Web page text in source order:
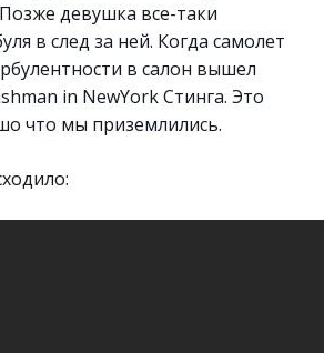
девушка все-таки
в след за ней. Когда самолет
в салон вышел
in NewYork Стинга. Это
что мы приземлились.